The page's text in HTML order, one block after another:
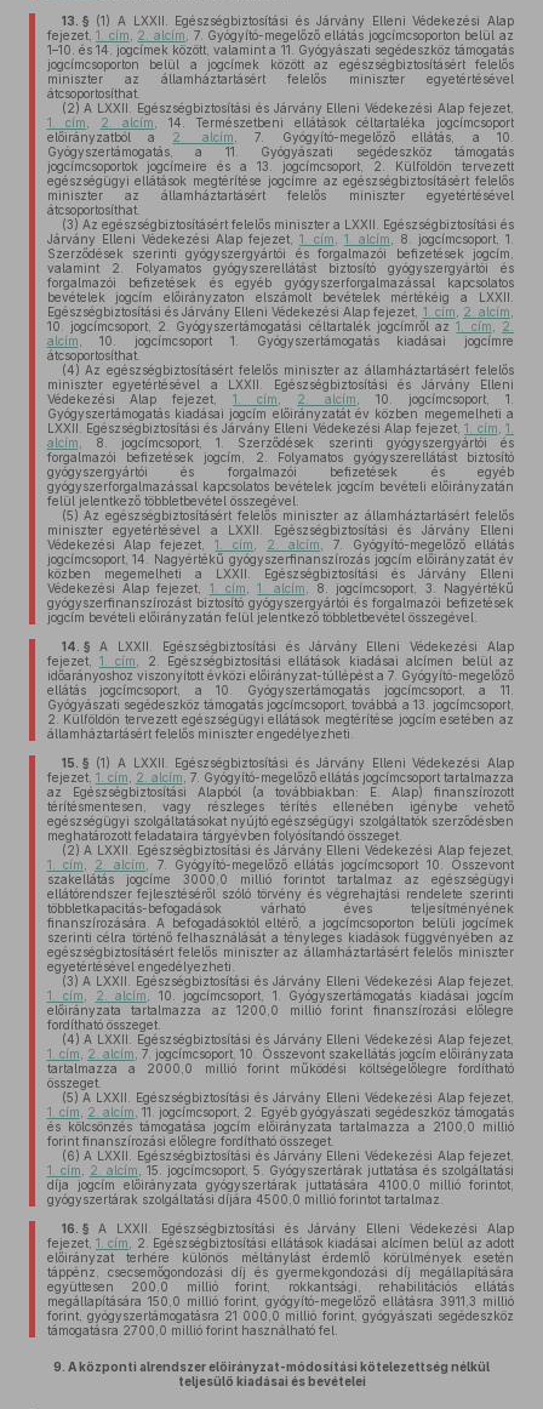
13. § (1) A LXXII. Egészségbiztosítási és Járvány Elleni Védekezési Alap
fejezet,1. cím 2. alcím , 7. Gyógyító-megelőző ellátás jogcímcsoporton belül az
1–10. és 14. jogcímek között, valamint a 11. Gyógyászati segédeszköz támogatás
jogcímcsoporton belül a jogcímek között az egészségbiztosításért felelős
miniszter az államháztartásért felelős miniszter egyetértésével
átcsoportosíthat.
(2) A LXXII. Egészségbiztosítási és Járvány Elleni Védekezési Alap fejezet,
1. cím
2. alcím , 14. Természetbeni ellátások céltartaléka jogcímcsoport
előirányzatból a 2. alcím , 7. Gyógyító-megelőző ellátás, a 10.
Gyógyszertámogatás, a 11. Gyógyászati segédeszköz támogatás
jogcímcsoportok jogcímeire és a 13. jogcímcsoport, 2. Külföldön tervezett
egészségügyi ellátások megtérítése jogcímre az egészségbiztosításért felelős
miniszter az államháztartásért felelős miniszter egyetértésével
átcsoportosíthat.
(3) Az egészségbiztosításért felelős miniszter a LXXII. Egészségbiztosítási és
Járvány Elleni Védekezési Alap fejezet, 1. cím 1. alcím , 8. jogcímcsoport, 1.
Szerződések szerinti gyógyszergyártói és forgalmazói befizetések jogcím,
valamint 2. Folyamatos gyógyszerellátást biztosító gyógyszergyártói és
forgalmazói befizetések és egyéb gyógyszerforgalmazással kapcsolatos
bevételek jogcím előirányzaton elszámolt bevételek mértékéig a LXXII.
Egészségbiztosítási és Járvány Elleni Védekezési Alap fejezet, 1. cím 2. alcím
10. jogcímcsoport, 2. Gyógyszertámogatási céltartalék jogcímről az1. cím
2.
alcím , 10. jogcímcsoport 1. Gyógyszertámogatás kiadásai jogcímre
átcsoportosíthat.
(4) Az egészségbiztosításért felelős miniszter az államháztartásért felelős
miniszter egyetértésével a LXXII. Egészségbiztosítási és Járvány Elleni
Védekezési Alap fejezet,1. cím 2. alcím
, 10. jogcímcsoport, 1.
Gyógyszertámogatás kiadásai jogcím előirányzatát év közben megemelheti a
LXXII. Egészségbiztosítási és Járvány Elleni Védekezési Alap fejezet,1. cím ,1.
alcím , 8. jogcímcsoport, 1. Szerződések szerinti gyógyszergyártói és
forgalmazói befizetések jogcím, 2. Folyamatos gyógyszerellátást biztosító
gyógyszergyártói és forgalmazói befizetések és egyéb
gyógyszerforgalmazással kapcsolatos bevételek jogcím bevételi előirányzatán
felül jelentkező többletbevétel összegével.
(5) Az egészségbiztosításért felelős miniszter az államháztartásért felelős
miniszter egyetértésével a LXXII. Egészségbiztosítási és Járvány Elleni
Védekezési Alap fejezet,1. cím 2. alcím
, 7. Gyógyító-megelőző ellátás
jogcímcsoport, 14. Nagyértékű gyógyszerfinanszírozás jogcím előirányzatát év
közben megemelheti a LXXII. Egészségbiztosítási és Járvány Elleni
Védekezési Alap fejezet, 1. cím ,1. alcím , 8. jogcímcsoport, 3. Nagyértékű
gyógyszerfinanszírozást biztosító gyógyszergyártói és forgalmazói befizetések
jogcím bevételi előirányzatán felül jelentkező többletbevétel összegével.
14. § A LXXII. Egészségbiztosítási és Járvány Elleni Védekezési Alap
fejezet, 1. cím
, 2. Egészségbiztosítási ellátások kiadásai alcímen belül az
időarányoshoz viszonyított évközi előirányzat-túllépést a 7. Gyógyító-megelőző
ellátás jogcímcsoport, a 10. Gyógyszertámogatás jogcímcsoport, a 11.
Gyógyászati segédeszköz támogatás jogcímcsoport, továbbá a 13. jogcímcsoport,
2. Külföldön tervezett egészségügyi ellátások megtérítése jogcím esetében az
államháztartásért felelős miniszter engedélyezheti.
15. § (1) A LXXII. Egészségbiztosítási és Járvány Elleni Védekezési Alap
fejezet, 1. cím 2. alcím , 7. Gyógyító-megelőző ellátás jogcímcsoport tartalmazza
az Egészségbiztosítási Alapból (a továbbiakban: E. Alap) finanszírozott
térítésmentesen, vagy részleges térítés ellenében igénybe vehető
egészségügyi szolgáltatásokat nyújtó egészségügyi szolgáltatók szerződésben
meghatározott feladataira tárgyévben folyósítandó összeget.
(2) A LXXII. Egészségbiztosítási és Járvány Elleni Védekezési Alap fejezet,
1. cím
2. alcím
, 7. Gyógyító-megelőző ellátás jogcímcsoport 10. Összevont
szakellátás jogcíme 3000,0 millió forintot tartalmaz az egészségügyi
ellátórendszer fejlesztéséről szóló törvény és végrehajtási rendelete szerinti
többletkapacitás-befogadások várható éves teljesítményének
finanszírozására. A befogadásoktól eltérő, a jogcímcsoporton belüli jogcímek
szerinti célra történő felhasználását a tényleges kiadások függvényében az
egészségbiztosításért felelős miniszter az államháztartásért felelős miniszter
egyetértésével engedélyezheti.
(3) A LXXII. Egészségbiztosítási és Járvány Elleni Védekezési Alap fejezet,
1. cím
2. alcím , 10. jogcímcsoport, 1. Gyógyszertámogatás kiadásai jogcím
előirányzata tartalmazza az 1200,0 millió forint finanszírozási előlegre
fordítható összeget.
(4) A LXXII. Egészségbiztosítási és Járvány Elleni Védekezési Alap fejezet,
1. cím
2. alcím , 7. jogcímcsoport, 10. Összevont szakellátás jogcím előirányzata
tartalmazza a 2000,0 millió forint működési költségelőlegre fordítható
összeget.
(5) A LXXII. Egészségbiztosítási és Járvány Elleni Védekezési Alap fejezet,
1. cím
2. alcím , 11. jogcímcsoport, 2. Egyéb gyógyászati segédeszköz támogatás
és kölcsönzés támogatása jogcím előirányzata tartalmazza a 2100,0 millió
forint finanszírozási előlegre fordítható összeget.
(6) A LXXII. Egészségbiztosítási és Járvány Elleni Védekezési Alap fejezet,
1. cím
2. alcím , 15. jogcímcsoport, 5. Gyógyszertárak juttatása és szolgáltatási
díja jogcím előirányzata gyógyszertárak juttatására 4100,0 millió forintot,
gyógyszertárak szolgáltatási díjára 4500,0 millió forintot tartalmaz.
16. § A LXXII. Egészségbiztosítási és Járvány Elleni Védekezési Alap
fejezet, 1. cím
, 2. Egészségbiztosítási ellátások kiadásai alcímen belül az adott
előirányzat terhére különös méltánylást érdemlő körülmények esetén
táppénz, csecsemőgondozási díj és gyermekgondozási díj megállapítására
együttesen 200,0 millió forint, rokkantsági, rehabilitációs ellátás
megállapítására 150,0 millió forint, gyógyító-megelőző ellátásra 3911,3 millió
forint, gyógyszertámogatásra 21 000,0 millió forint, gyógyászati segédeszköz
támogatásra 2700,0 millió forint használható fel.
9. A központi alrendszer előirányzat-módosítási kötelezettség nélkül
teljesülő kiadásai és bevételei